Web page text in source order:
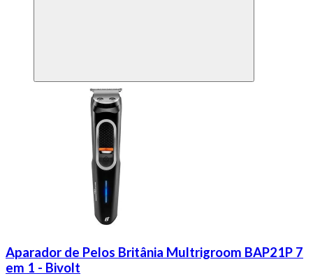
Aparador de Pelos Britânia Multrigroom BAP21P 7
em 1 - Bivolt